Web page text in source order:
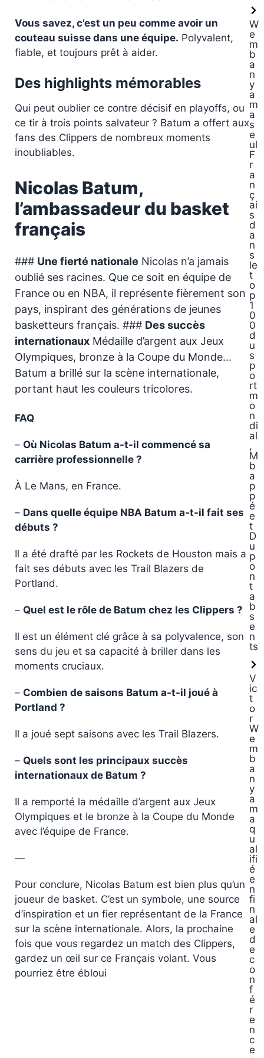
Vous savez, c’est un peu comme avoir un
couteau suisse dans une équipe. Polyvalent,
fiable, et toujours prêt à aider.
Des highlights mémorables
Qui peut oublier ce contre décisif en playoffs, ou
ce tir à trois points salvateur ? Batum a offert aux
fans des Clippers de nombreux moments
inoubliables.
Nicolas Batum,
l’ambassadeur du basket
français
### Une fierté nationale Nicolas n’a jamais
oublié ses racines. Que ce soit en équipe de
France ou en NBA, il représente fièrement son
pays, inspirant des générations de jeunes
basketteurs français. ### Des succès
internationaux Médaille d’argent aux Jeux
Olympiques, bronze à la Coupe du Monde…
Batum a brillé sur la scène internationale,
portant haut les couleurs tricolores.
FAQ
– Où Nicolas Batum a-t-il commencé sa
carrière professionnelle ?
À Le Mans, en France.
– Dans quelle équipe NBA Batum a-t-il fait ses
débuts ?
Il a été drafté par les Rockets de Houston mais a
fait ses débuts avec les Trail Blazers de
Portland.
– Quel est le rôle de Batum chez les Clippers ?
Il est un élément clé grâce à sa polyvalence, son
sens du jeu et sa capacité à briller dans les
moments cruciaux.
– Combien de saisons Batum a-t-il joué à
Portland ?
Il a joué sept saisons avec les Trail Blazers.
– Quels sont les principaux succès
internationaux de Batum ?
Il a remporté la médaille d’argent aux Jeux
Olympiques et le bronze à la Coupe du Monde
avec l’équipe de France.
—
Pour conclure, Nicolas Batum est bien plus qu’un
joueur de basket. C’est un symbole, une source
d’inspiration et un fier représentant de la France
sur la scène internationale. Alors, la prochaine
fois que vous regardez un match des Clippers,
gardez un œil sur ce Français volant. Vous
pourriez être ébloui
W
e
m
b
a
n
y
a
m
a
s
e
ul
F
r
a
n
ç
ai
s
d
a
n
s
le
t
o
p
1
0
0
d
u
s
p
o
rt
m
o
n
di
al
,
M
b
a
p
p
é
e
t
D
u
p
o
n
t
a
b
s
e
n
ts
V
ic
t
o
r
W
e
m
b
a
n
y
a
m
a
q
u
al
ifi
é
e
n
fi
n
al
e
d
e
c
o
n
f
é
r
e
n
c
e